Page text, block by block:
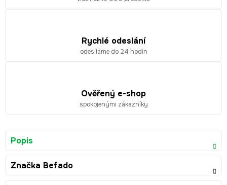
Rychlé odeslání
odesíláme do 24 hodin
Ověřený e-shop
spokojenými zákazníky
Popis
Značka Befado